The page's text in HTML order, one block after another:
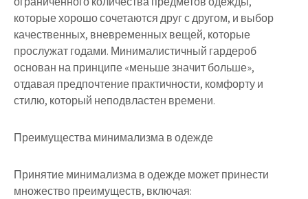
которые хорошо сочетаются друг с другом, и выбор
качественных, вневременных вещей, которые
прослужат годами. Минималистичный гардероб
основан на принципе «меньше значит больше»,
отдавая предпочтение практичности, комфорту и
стилю, который неподвластен времени.
Преимущества минимализма в одежде
Принятие минимализма в одежде может принести
множество преимуществ, включая: